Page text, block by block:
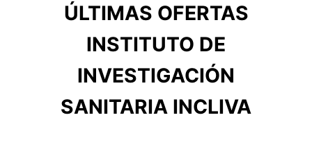
ÚLTIMAS OFERTAS
INSTITUTO DE
INVESTIGACIÓN
SANITARIA INCLIVA